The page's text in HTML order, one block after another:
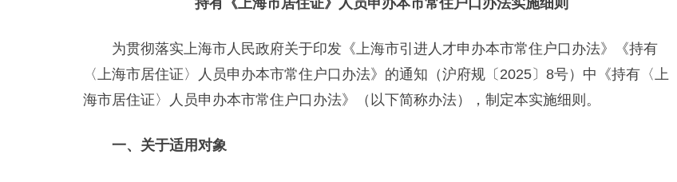
持有《上海市居住证》人员申办本市常住户口办法实施细则
为贯彻落实上海市人民政府关于印发《上海市引进人才申办本市常住户口办法》《持有
〈上海市居住证〉人员申办本市常住户口办法》的通知（沪府规〔2025〕8号）中《持有〈上
海市居住证〉人员申办本市常住户口办法》（以下简称办法），制定本实施细则。
一、关于适用对象